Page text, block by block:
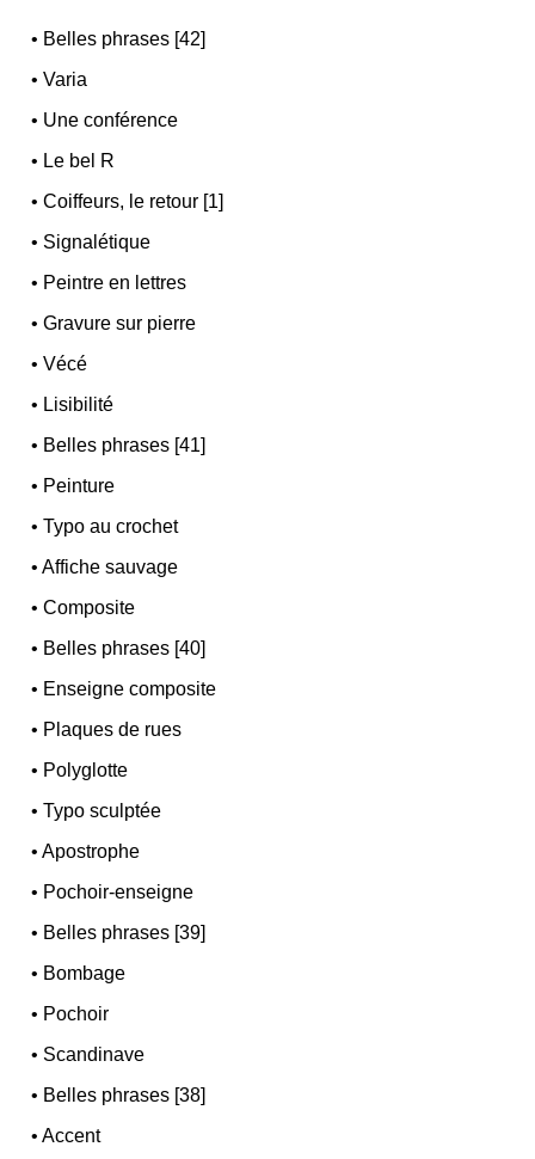
• Belles phrases [42]
•Varia
• Une conférence
• Le bel R
•Coiffeurs, le retour [1]
• Signalétique
• Peintre en lettres
•Gravure sur pierre
•Vécé
• Lisibilité
• Belles phrases [41]
• Peinture
•Typo au crochet
•Affiche sauvage
•Composite
• Belles phrases [40]
• Enseigne composite
• Plaques de rues
• Polyglotte
•Typo sculptée
•Apostrophe
• Pochoir-enseigne
• Belles phrases [39]
• Bombage
• Pochoir
• Scandinave
• Belles phrases [38]
•Accent